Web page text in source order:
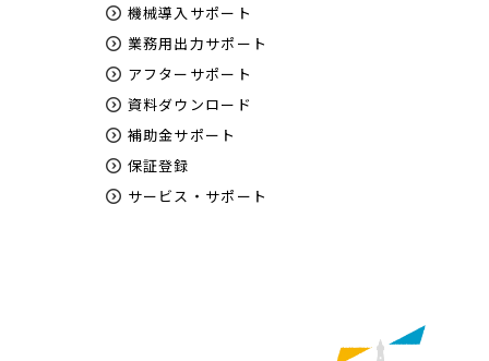
機械導入サポート
業務用出力サポート
アフターサポート
資料ダウンロード
補助金サポート
保証登録
サービス・サポート